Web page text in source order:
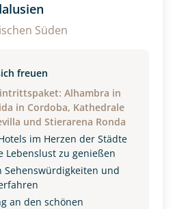
Süden
freuen
Alhambra in
in Cordoba, Kathedrale
und Stierarena Ronda
im Herzen der Städte
Lebenslust zu genießen
Sehenswürdigkeiten und
an den schönen